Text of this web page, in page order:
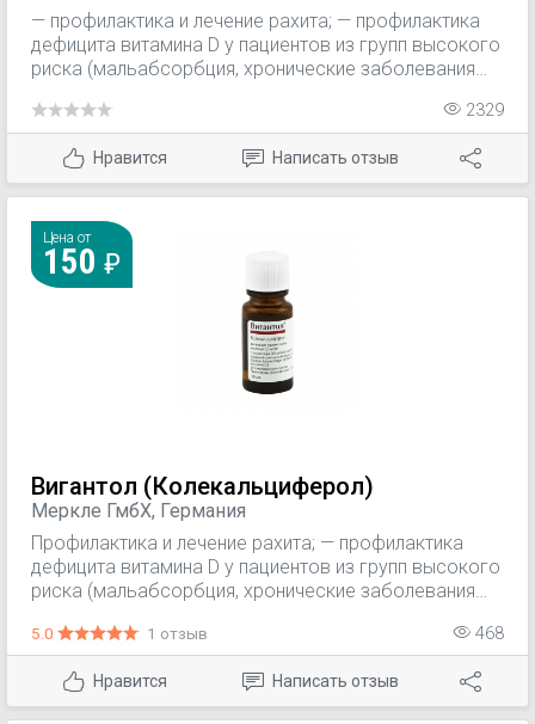
— профилактика и лечение рахита; — профилактика
дефицита витамина D у пациентов из групп высокого
риска (мальабсорбция, хронические заболевания
печени, состояние после резекции желудка и/или
тонкого кишечника); — поддерживающая терапия
остеопороза (различного генеза); — остеомаляция
(на фоне нарушений минерального обмена у
иммобилизации в случае травм, соблюдения диет с
отказом от приема молока и молочных продуктов);
— лечение гипопаратиреоза и
псевдогипопаратиреоза.
2329
Нравится Написать отзыв
Цена от
150
Вигантол (Колекальциферол)
Меркле ГмбХ, Германия
Профилактика и лечение рахита; — профилактика
дефицита витамина D у пациентов из групп высокого
риска (мальабсорбция, хронические заболевания
печени, состояние после резекции желудка и/или
тонкого кишечника); — поддерживающая терапия
остеопороза (различного генеза); — остеомаляция
(на фоне нарушений минерального обмена у
5.0 1 отзыв 468
Нравится Написать отзыв